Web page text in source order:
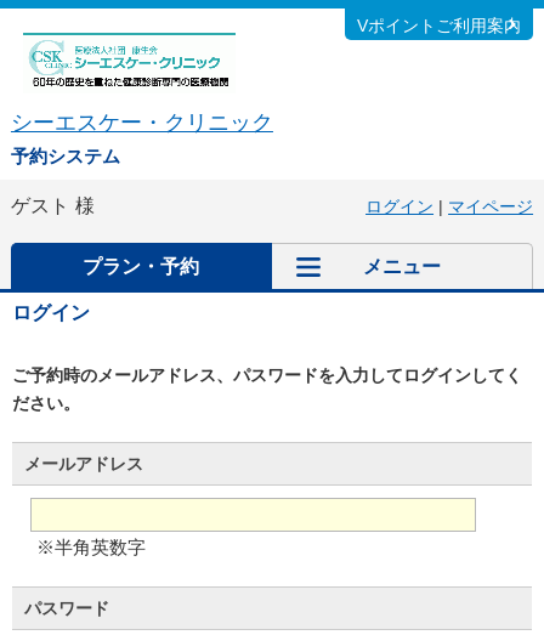
シーエスケー・クリニック
予約システム
Vポイントご利用案内
ゲスト 様 ログイン | マイページ
プラン・予約 メニュー
ログイン
ご予約時のメールアドレス、パスワードを入力してログインしてく
ださい。
メールアドレス
※半角英数字
パスワード